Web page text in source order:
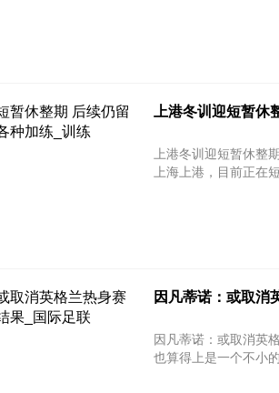
上港冬训迎短暂
上港冬训迎短暂休整
上海上港，目前正在
因凡蒂诺：或取消
因凡蒂诺：或取消英格兰热身赛
也算得上是一个不小